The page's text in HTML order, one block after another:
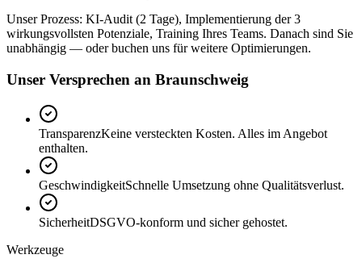
Unser Prozess: KI-Audit (2 Tage), Implementierung der 3
wirkungsvollsten Potenziale, Training Ihres Teams. Danach sind Sie
unabhängig — oder buchen uns für weitere Optimierungen.
Unser Versprechen an Braunschweig
TransparenzKeine versteckten Kosten. Alles im Angebot
enthalten.
GeschwindigkeitSchnelle Umsetzung ohne Qualitätsverlust.
SicherheitDSGVO-konform und sicher gehostet.
Werkzeuge